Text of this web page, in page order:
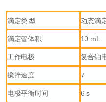
滴定类型 动态滴
滴定管体积 10 mL
工作电极 复合铂
搅拌速度 7
电极平衡时间 6 s